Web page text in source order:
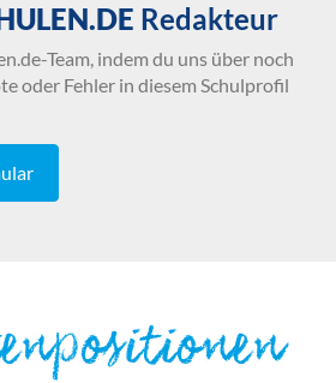
Redakteur
Team, indem du uns über noch
oder Fehler in diesem Schulprofil